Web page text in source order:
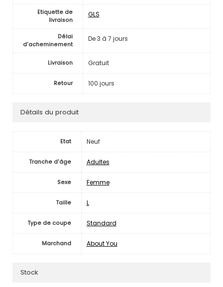
Etiquette de
livraison
GLS
Délai
d'acheminement
De 3 à 7 jours
Livraison Gratuit
Retour 100 jours
Détails du produit
Etat Neuf
Tranche d'âge Adultes
Sexe Femme
Taille L
Type de coupe Standard
Marchand About You
Stock